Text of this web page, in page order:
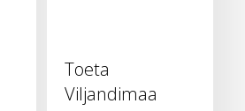
Toeta
Viljandimaa